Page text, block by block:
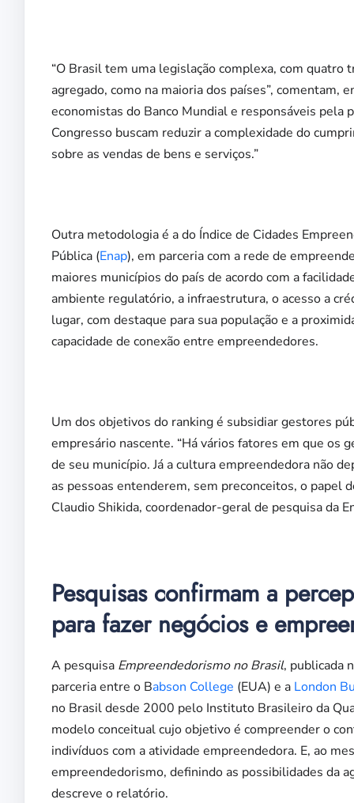
“O Brasil tem uma legislação complexa, com
agregado, como na maioria dos países”,
economistas do Banco Mundial e responsáveis pela
Congresso buscam reduzir a complexidade do
sobre as vendas de bens e serviços.”
Outra metodologia é a do Índice de Cidades
Pública (Enap), em parceria com a rede de
maiores municípios do país de acordo com a
ambiente regulatório, a infraestrutura, o acesso a
lugar, com destaque para sua população e a
capacidade de conexão entre empreendedores.
Um dos objetivos do ranking é subsidiar gestores
empresário nascente. “Há vários fatores em que os
de seu município. Já a cultura empreendedora não
as pessoas entenderem, sem preconceitos, o papel
Claudio Shikida, coordenador-geral de pesquisa da
Pesquisas confirmam a
para fazer negócios e
A pesquisa Empreendedorismo no Brasil, publicada
parceria entre o Babson College (EUA) e a London
no Brasil desde 2000 pelo Instituto Brasileiro da
modelo conceitual cujo objetivo é compreender o
indivíduos com a atividade empreendedora. E, ao
empreendedorismo, definindo as possibilidades da
descreve o relatório.